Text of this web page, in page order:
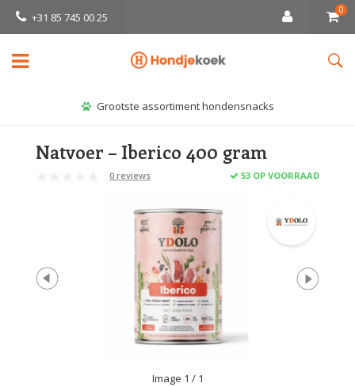
+31 85 745 00 25
0
Grootste assortiment hondensnacks
Natvoer – Iberico 400 gram
0 reviews 53 OP VOORRAAD
Image 1 / 1